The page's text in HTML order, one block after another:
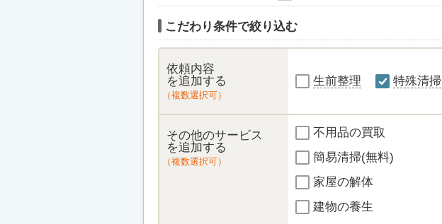
こだわり条件で絞り込む
依頼内容
を追加する
（複数選択可）
生前整理 特殊清掃
その他のサービス
を追加する
（複数選択可）
不用品の買取
簡易清掃(無料)
家屋の解体
建物の養生